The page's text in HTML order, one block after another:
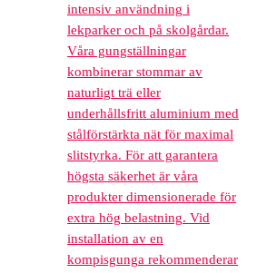
intensiv användning i
lekparker och på skolgårdar.
Våra gungställningar
kombinerar stommar av
naturligt trä eller
underhållsfritt aluminium med
stålförstärkta nät för maximal
slitstyrka. För att garantera
högsta säkerhet är våra
produkter dimensionerade för
extra hög belastning. Vid
installation av en
kompisgunga rekommenderar